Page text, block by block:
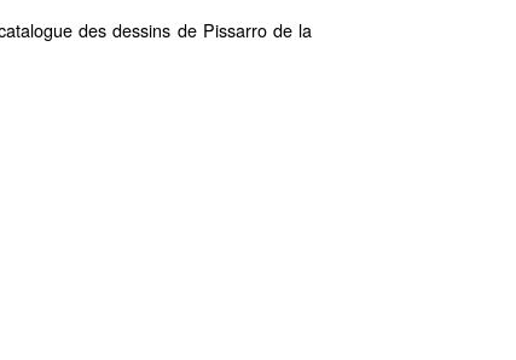
des dessins de Pissarro de la